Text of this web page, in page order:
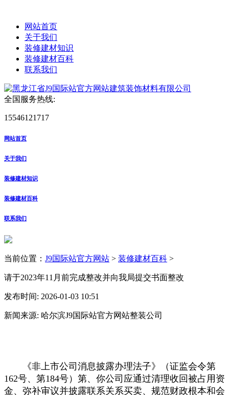
网站首页
关于我们
装修建材知识
装修建材百科
联系我们
全国服务热线:
15546121717
网站首页
关于我们
装修建材知识
装修建材百科
联系我们
当前位置： J9国际站官方网站 > 装修建材百科 >
请于2023年11月前完成整改并向我局提交书面整改
发布时间: 2026-01-03 10:51
新闻来源: 哈尔滨J9国际站官方网站整装公司
《非上市公司消息披露办理法子》（证监会令第
162号、第184号）第、你公司应通过清理收回被占用资
金、弥补审议并披露联系关系买卖、规范财政根本和会